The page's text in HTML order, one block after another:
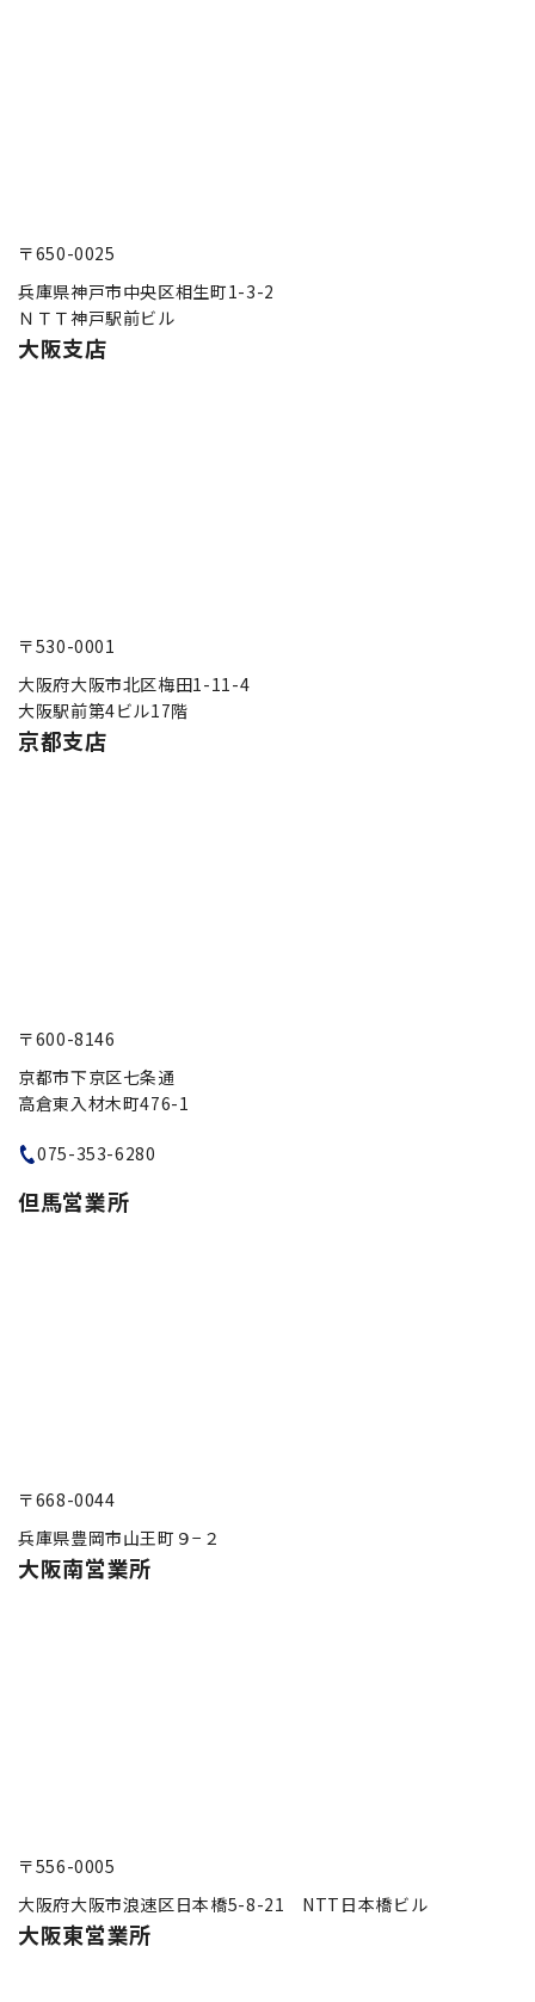
〒650-0025
兵庫県神戸市中央区相生町1-3-2
ＮＴＴ神戸駅前ビル
大阪支店
〒530-0001
大阪府大阪市北区梅田1-11-4
大阪駅前第4ビル17階
京都支店
〒600-8146
京都市下京区七条通
高倉東入材木町476-1
075-353-6280
但馬営業所
〒668-0044
兵庫県豊岡市山王町９−２
大阪南営業所
〒556-0005
大阪府大阪市浪速区日本橋5-8-21 NTT日本橋ビル
大阪東営業所